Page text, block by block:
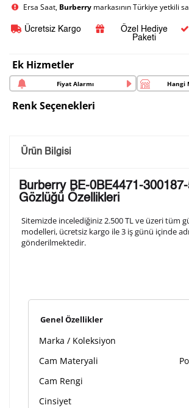
Ersa Saat, Burberry markasının Türkiye yetkili
Ücretsiz Kargo
Özel Hediye
Paketi
Ek Hizmetler
Fiyat Alarmı Hangi
Renk Seçenekleri
Saatini
arka kapağına gravür tekniği ile formda
olduğunuz şekilde işlenecektir.
1. Satır
3. Satır
Lütfen font seçiniz
Ön İzleme
Ürün Bilgisi
Burberry BE-0BE4471-
Gözlüğü Özellikleri
Sitemizde incelediğiniz 2.500 TL ve üzeri tüm
modelleri, ücretsiz kargo ile 3 iş günü içinde
gönderilmektedir.
Genel Özellikler
Marka / Koleksiyon
Cam Materyali
Cam Rengi
Cinsiyet